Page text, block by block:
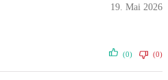
19. Mai 2026
(0) (0)